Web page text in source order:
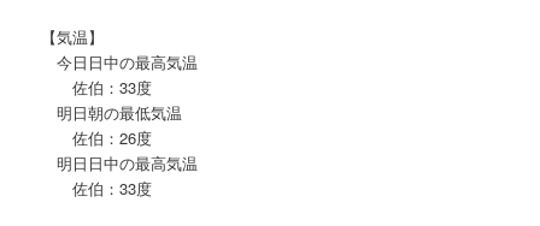
【気温】
今日日中の最高気温
佐伯：33度
明日朝の最低気温
佐伯：26度
明日日中の最高気温
佐伯：33度